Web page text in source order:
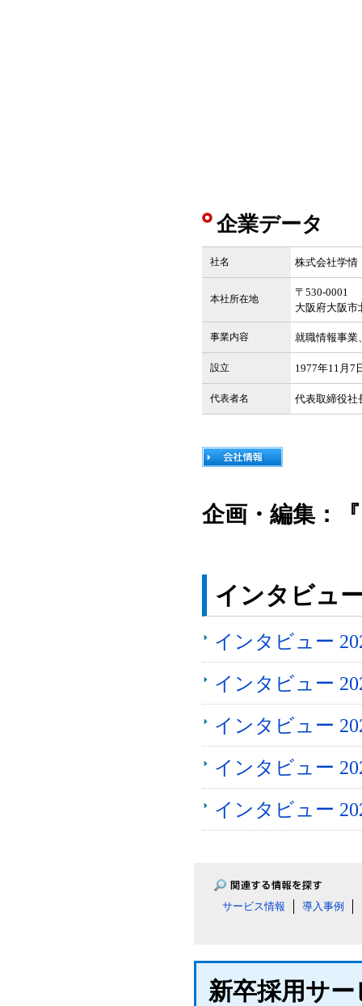
企業データ
社名 株式会社学情
本社所在地
〒530-0001
大阪府大阪市
事業内容 就職情報事業
設立 1977年11月7
代表者名 代表取締役
企画・編集：
インタビュ
インタビュー
インタビュー
インタビュー
インタビュー
インタビュー
サービス情報 導入事例
新卒採用サ